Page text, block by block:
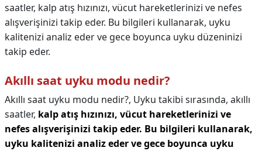
saatler, kalp atış hızınızı, vücut hareketlerinizi ve nefes
alışverişinizi takip eder. Bu bilgileri kullanarak, uyku
kalitenizi analiz eder ve gece boyunca uyku düzeninizi
takip eder.
Akıllı saat uyku modu nedir?
Akıllı saat uyku modu nedir?, Uyku takibi sırasında, akıllı
saatler, kalp atış hızınızı, vücut hareketlerinizi ve
nefes alışverişinizi takip eder. Bu bilgileri kullanarak,
uyku kalitenizi analiz eder ve gece boyunca uyku